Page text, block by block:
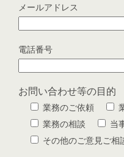
メールアドレス
電話番号
お問い合わせ等の目的
業務のご依頼
業務の相談
当
その他のご意見ご相